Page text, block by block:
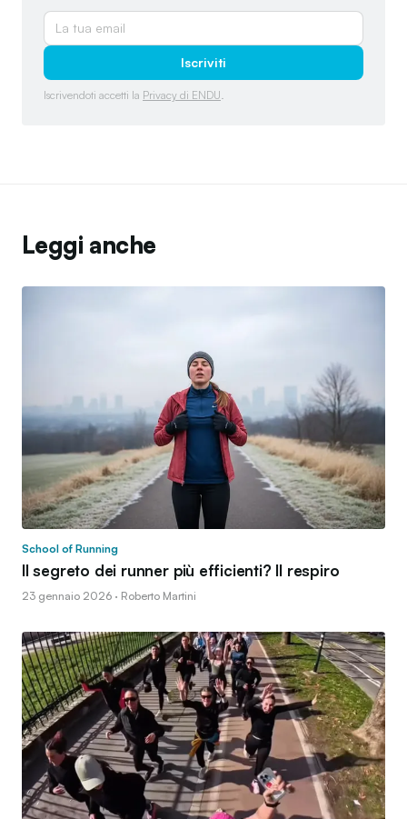
Iscriviti
Iscrivendoti accetti la Privacy di ENDU
Leggi anche
School of Running
Il segreto dei runner più efficienti? Il respiro
23 gennaio 2026 · Roberto Martini